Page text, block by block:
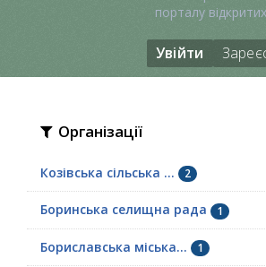
порталу
Увійти
Організації
Козівська сільська ... 2
Боринська селищна рада 1
Бориславська міська... 1